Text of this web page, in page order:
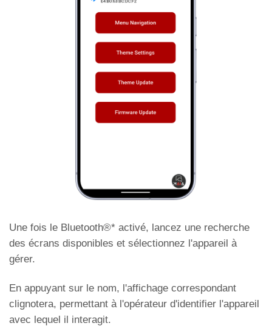
Activation de Gong à partir de l'entrée de la
Gong de flèches
Configurez le gong pour qu'il soit indépendant
Une fois le Bluetooth®* activé, lancez une recherche
des écrans disponibles et sélectionnez l'appareil à
gérer.
En appuyant sur le nom, l'affichage correspondant
clignotera, permettant à l'opérateur d'identifier l'appareil
avec lequel il interagit.